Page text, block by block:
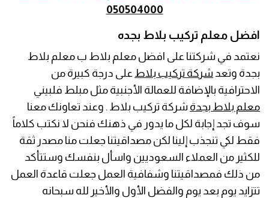
050504000
افضل معلم تركيب بلاط بجده
نعتمد في شركتنا على افضل معلم بلاط ب معلم بلاط
بجدة وتعد شركة تركيب بلاط على درجة كبيرة من
الاحترافية بالإضافة للعمالة الأجنبية مثل مبلط فلبيني
معلم بلاط بجدة شركة تركيب بلاط . وعند تعاونك معنا
سوف تجد إجابة لكل ما يدور في ذهنك فنحن لا نكتب كلاماً
فقط لكي تنجذب إلينا لكن مصداقيتنا جعلت منا مصدر ثقة
للكثير من العملاء السعوديين واسأل بنفسك وستتأكد
من ذلك فمصداقيتنا وشفافية العمل جعلت قاعدة العمل
تتزايد يوم بعد يوم والفضل الأول والأخير لله سبحانه